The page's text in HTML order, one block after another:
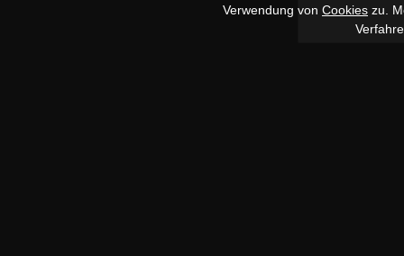
Verwendung von Cookies zu.